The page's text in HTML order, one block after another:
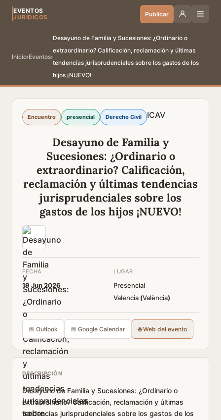
EVENTOS
JURÍDICOS
Publicar
Inicio›Eventos›
Desayuno de Familia y Sucesiones: ¿Ordinario o
extraordinario? Calificación, reclamación y últimas
tendencias jurisprudenciales sobre los gastos de los
hijos ¡NUEVO!
Encuentro presencial Derecho Civil ICAV
Desayuno de Familia y
Sucesiones: ¿Ordinario o
extraordinario? Calificación,
reclamación y últimas tendencias
jurisprudenciales sobre los
gastos de los hijos ¡NUEVO!
FECHA
19 Jun 2026
LUGAR
Presencial
Valencia (València)
📅 Outlook 📅 Google Calendar 🌐 Web del evento
DESCRIPCIÓN
Desayuno de Familia y Sucesiones: ¿Ordinario o
extraordinario? Calificación, reclamación y últimas
tendencias jurisprudenciales sobre los gastos de los